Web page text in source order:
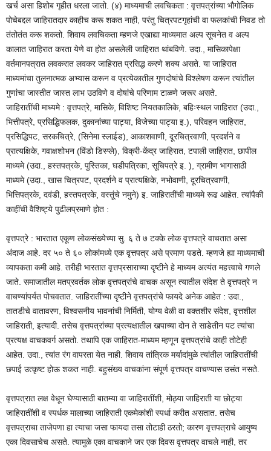
खर्च असा हिशोब गृहीत धरला जातो. (४) माध्यमाची लवचिकता : वृत्तपत्रांच्या भौगोलिक
पोचेबद्दल जाहिरातदार काहीच करू शकत नाही, परंतु चित्रपटगृहांची वा फलकांची निवड तो
तंतोतंत करू शकतो. शिवाय लवचिकता म्हणजे एखाद्या माध्यमात अल्प सूचनेत व अल्प
कालात जाहिरात करता येणे वा होत असलेली जाहिरात थांबविणे. उदा., मासिकापेक्षा
वर्तमानपत्रात लवकरात लवकर जाहिरात प्रसिद्ध करणे शक्य असते. या जाहिरात
माध्यमांचा तुलनात्मक अभ्यास करून व प्रत्येकातील गुणदोषांचे विश्लेषण करून त्यांतील
गुणांचा जास्तीत जास्त लाभ उठविणे व दोषांचे परिणाम टाळणे जरूर असते.
जाहिरातींची माध्यमे : वृत्तपत्रे, मासिके, विशिष्ट नियतकालिके, बहिःस्थल जाहिरात (उदा.,
भित्तीपत्रे, प्रसिद्धिफलक, दुकानांच्या पाट्या, विजेच्या पाट्या इ.), परिवहन जाहिरात,
प्रसिद्धिपट, सरकचित्रे, (सिनेमा स्लाईड), आकाशवाणी, दूरचित्रवाणी, प्रदर्शने व
प्रात्यक्षिके, गवाक्षशोभन (विंडो डिस्प्ले), विक्री-केंद्र जाहिरात, टपाली जाहिरात, छापील
माध्यमे (उदा., हस्तपत्रके, पुस्तिका, घडीपत्रिका, सूचिपत्रे इ. ), ग्रामीण भागासाठी
माध्यमे (उदा., खास चित्रपट, प्रदर्शने व प्रात्यक्षिके, नभोवाणी, दूरचित्रवाणी,
भित्तिपत्रके, दवंडी, हस्तपत्रके, वस्तूंचे नमुने) इ. जाहिरातींची माध्यमे रूढ आहेत. त्यांपैकी
काहींची वैशिष्ट्ये पुढीलप्रमाणे होत :
वृत्तपत्रे : भारतात एकूण लोकसंख्येच्या सु. ६ ते ७ टक्के लोक वृत्तपत्रे वाचतात असा
अंदाज आहे. दर ५० ते ६० लोकांमध्ये एक वृत्तपत्र असे प्रमाण पडते. म्हणजे ह्या माध्यमाची
व्यापकता कमी आहे. तरीही भारतात वृत्तप्रसाराच्या दृष्टीने हे माध्यम अत्यंत महत्त्वाचे गणले
जाते. समाजातील मतप्रवर्तक लोक वृत्तपत्रांचे वाचक असून त्यातील संदेश ते वृत्तपत्रे न
वाचण्यांपर्यत पोचवतात. जाहिरातींच्या दृष्टीने वृत्तपत्रांचे फायदे अनेक आहेत : उदा.,
तातडीचे वातावरण, विश्वसनीय भावनांची निर्मिती, योग्य वेळी वा वक्तशीर संदेश, वृत्तशील
जाहिराती, इत्यादी. तसेच वृत्तपत्रांच्या प्रत्यक्षातील खपाच्या दोन ते साडेतीन पट त्यांचा
प्रत्यक्ष वाचकवर्ग असतो. तथापि एक जाहिरात-माध्यम म्हणून वृत्तपत्रांचे काही तोटेही
आहेत. उदा., त्यांत रंग वापरता येत नाही. शिवाय तांत्रिक मर्यादांमुळे त्यांतील जाहिरातींची
छपाई उत्कृष्ट होऊ शकत नाही. बहुसंख्य वाचकांना संपूर्ण वृत्तपत्र वाचण्यास उसंत नसते.
वृत्तपत्रात लक्ष वेधून घेण्यासाठी बातम्या वा जाहिरातींशी, मोठ्या जाहिराती या छोट्या
जाहिरातींशी व स्पर्धक मालाच्या जाहिराती एकमेकांशी स्पर्धा करीत असतात. तसेच
वृत्तपत्राचा ताजेपणा हा त्याचा जसा फायदा तसा तोटाही ठरतो; कारण वृत्तपत्राचे आयुष्य
एका दिवसाचेच असते. त्यामुळे एका वाचकाने जर एक दिवस वृत्तपत्र वाचले नाही, तर